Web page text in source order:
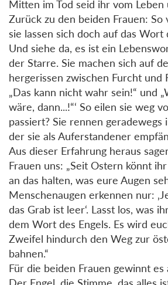
Mitten im Tod seid ihr vom Leben
Zurück zu den beiden Frauen: So
sie lassen sich doch auf das Wort
Und siehe da, es ist ein
der Starre. Sie machen sich auf
hergerissen zwischen Furcht und
„Das kann nicht wahr sein!“ und
wäre, dann...!“‘ So eilen sie weg
passiert? Sie rennen geradewegs
der sie als Auferstandener
Aus dieser Erfahrung heraus
Frauen uns: „Seit Ostern könnt
an das halten, was eure Augen
Menschenaugen erkennen nur:
das Grab ist leer‘. Lasst los, was
dem Wort des Engels. Es wird
Zweifel hindurch den Weg zur
bahnen.“
Für die beiden Frauen gewinnt es